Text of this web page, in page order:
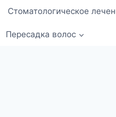
Стоматологическое
Пересадка волос